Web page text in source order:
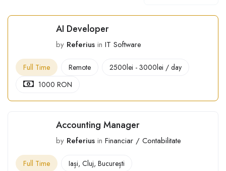
AI Developer
by Referius in IT Software
Full Time Remote 2500lei - 3000lei / day
1000 RON
Accounting Manager
by Referius in Financiar / Contabilitate
Full Time Iași, Cluj, București